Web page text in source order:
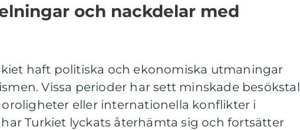
och nackdelar med
haft politiska och ekonomiska utmaningar
Vissa perioder har sett minskade besökstal
eller internationella konflikter i
Turkiet lyckats återhämta sig och fortsätter